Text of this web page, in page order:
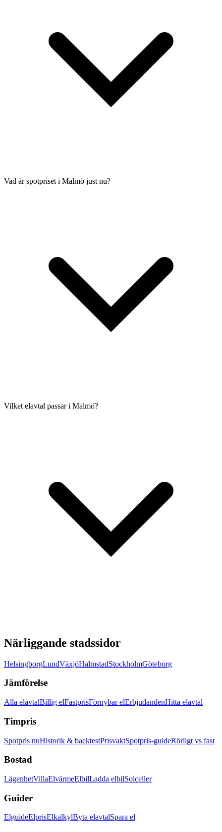
Vad är spotpriset i Malmö just nu?
Vilket elavtal passar i Malmö?
Närliggande stadssidor
HelsingborgLundVäxjöHalmstadStockholmGöteborg
Jämförelse
Alla elavtalBillig elFastprisFörnybar elErbjudandenHitta elavtal
Timpris
Spotpris nuHistorik & backtestPrisvaktSpotpris-guideRörligt vs fast
Bostad
LägenhetVillaElvärmeElbilLadda elbilSolceller
Guider
ElguideElprisElkalkylByta elavtalSpara el